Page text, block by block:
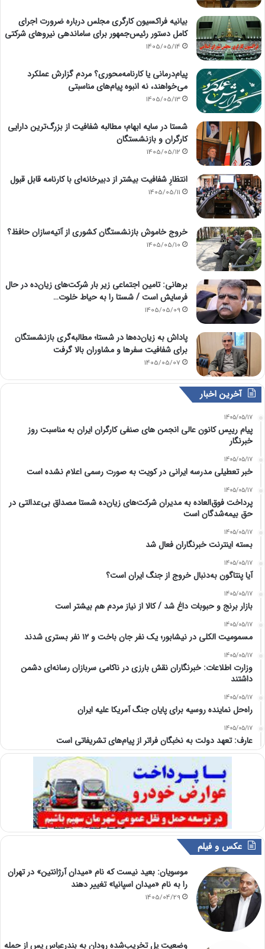
بیانیه فراکسیون کارگری مجلس درباره ضرورت اجرای
کامل دستور رئیس‌جمهور برای ساماندهی نیروهای شرکتی
1405/05/14
پیام‌درمانی یا کارنامه‌محوری؟ مردم گزارش عملکرد
می‌خواهند، نه انبوه پیام‌های مناسبتی
1405/05/13
شستا در سایه ابهام؛ مطالبه شفافیت از بزرگ‌ترین دارایی
کارگران و بازنشستگان
1405/05/12
انتظارِ شفافیت بیشتر از دبیرخانه‌ای با کارنامه قابل قبول
1405/05/11
خروج خاموش بازنشستگان کشوری از آتیه‌سازان حافظ؟
1405/05/10
برهانی: تامین اجتماعی زیر بار شرکت‌های زیان‌ده در حال
فرسایش است / شستا را به حیاط خلوت…
1405/05/09
پاداش به زیان‌ده‌ها در شستا؛ مطالبه‌گری بازنشستگان
برای شفافیت سفرها و مشاوران بالا گرفت
1405/05/07
آخرین اخبار
1405/05/17
پیام رییس کانون عالی انجمن های صنفی کارگران ایران به مناسبت روز
خبرنگار
1405/05/17
خبر تعطیلی مدرسه ایرانی در کویت به صورت رسمی اعلام نشده است
1405/05/17
پرداخت فوق‌العاده به مدیران شرکت‌های زیان‌ده شستا مصداق بی‌عدالتی در
حق بیمه‌شدگان است
1405/05/17
بسته اینترنت خبرنگاران فعال شد
1405/05/17
آیا پنتاگون به‌دنبال خروج از جنگ ایران است؟
1405/05/17
بازار برنج و حبوبات داغ شد / کالا از نیاز مردم هم بیشتر است
1405/05/17
مسمومیت الکلی در نیشابور؛ یک نفر جان باخت و ۱۲ نفر بستری شدند
1405/05/17
وزارت اطلاعات: خبرنگاران نقش بارزی در ناکامی سربازان رسانه‌ای دشمن
داشتند
1405/05/17
راه‌حل نماینده روسیه برای پایان جنگ آمریکا علیه ایران
1405/05/17
عارف: تعهد دولت به نخبگان فراتر از پیام‎‌های تشریفاتی است
عکس و فیلم
موسویان: بعید نیست که نام «میدان آرژانتین» در تهران
را به نام «میدان اسپانیا» تغییر دهند
1405/04/29
وضعیت پل تخریب‌شده رودان به بندرعباس پس از حمله